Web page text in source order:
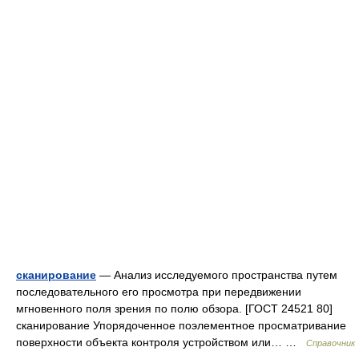
сканирование — Анализ исследуемого пространства путем
последовательного его просмотра при передвижении
мгновенного поля зрения по полю обзора. [ГОСТ 24521 80]
сканирование Упорядоченное поэлементное просматривание
поверхности объекта контроля устройством или… …
Справочник